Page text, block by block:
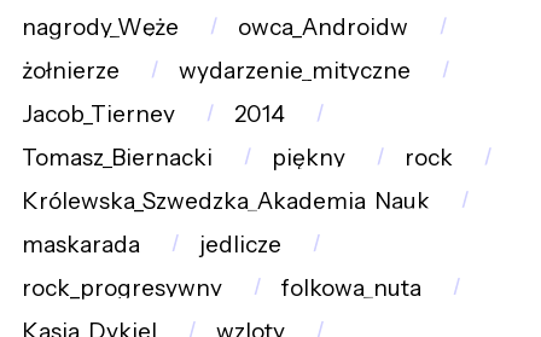
nagrody_Węże
owca_Androidw
żołnierze
wydarzenie_mityczne
Jacob_Tierney
2014
Tomasz_Biernacki
piękny
rock
Królewska_Szwedzka_Akademia_Nauk
maskarada
jedlicze
rock_progresywny
folkowa_nuta
Kasia_Dykiel
wzloty